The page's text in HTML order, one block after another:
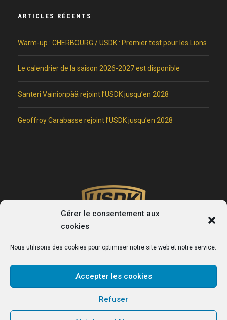
Gérer le consentement aux
cookies
Nous utilisons des cookies pour optimiser notre site web et notre service.
Accepter les cookies
Refuser
ARTICLES RÉCENTS
Warm-up : CHERBOURG / USDK : Premier test pour les Lions
Le calendrier de la saison 2026-2027 est disponible
Santeri Vainionpää rejoint l’USDK jusqu’en 2028
Geoffroy Carabasse rejoint l’USDK jusqu’en 2028
USDK